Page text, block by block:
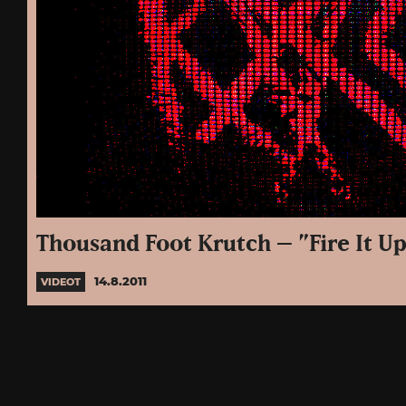
Thousand Foot Krutch – ”Fire It
VIDEOT 14.8.2011